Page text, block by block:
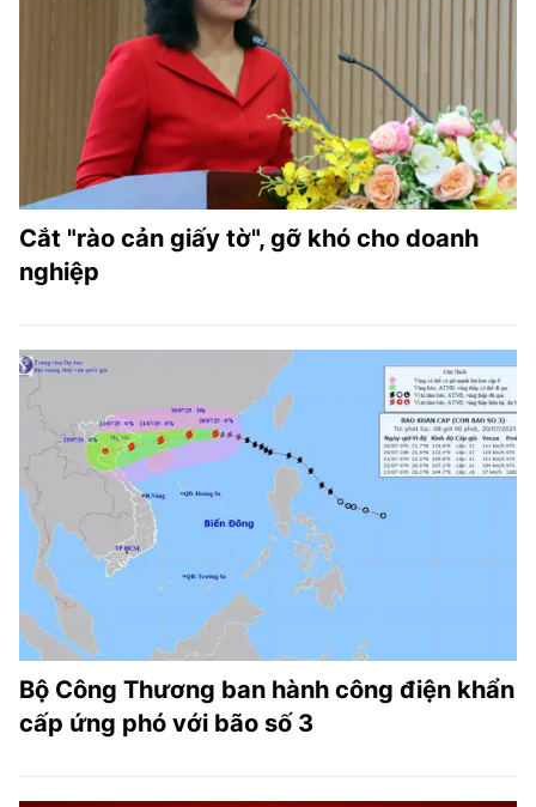
Cắt "rào cản giấy tờ", gỡ khó cho doanh
nghiệp
Bộ Công Thương ban hành công điện khẩn
cấp ứng phó với bão số 3